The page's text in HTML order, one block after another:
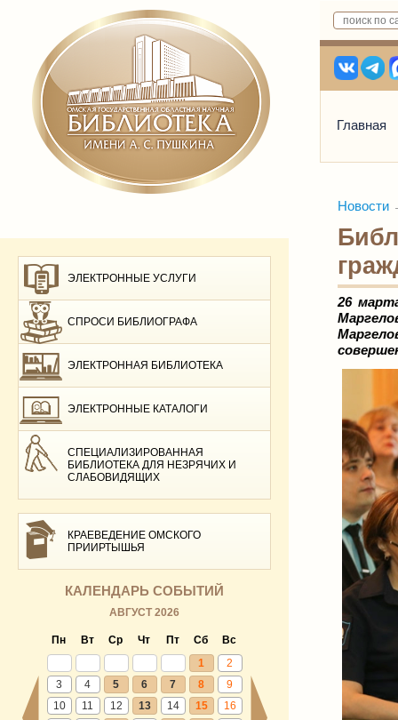
Главная
ЭЛЕКТРОННЫЕ УСЛУГИ
СПРОСИ БИБЛИОГРАФА
ЭЛЕКТРОННАЯ БИБЛИОТЕКА
ЭЛЕКТРОННЫЕ КАТАЛОГИ
СПЕЦИАЛИЗИРОВАННАЯ
БИБЛИОТЕКА ДЛЯ НЕЗРЯЧИХ И
СЛАБОВИДЯЩИХ
КРАЕВЕДЕНИЕ ОМСКОГО
ПРИИРТЫШЬЯ
КАЛЕНДАРЬ СОБЫТИЙ
АВГУСТ 2026
Пн Вт Ср Чт Пт Сб
Вс
1
2
3
4 5 6 7 8
9
10
11 12 13 14 15
16
Новости
26